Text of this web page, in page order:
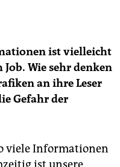
ist vielleicht
Wie sehr denken
an ihre Leser
Gefahr der
viele Informationen